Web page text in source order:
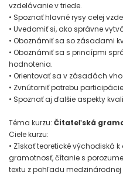
vzdelávanie v triede.
• Spoznať hlavné rysy celej
• Uvedomiť si, ako správne
• Oboznámiť sa so zásadami
• Oboznámiť sa s princípmi
hodnotenia.
• Orientovať sa v zásadách
• Zvnútorniť potrebu
• Spoznať aj ďalšie aspekty
Téma kurzu: Čitateľská
Ciele kurzu:
• Získať teoretické východiská
gramotnosť, čítanie s
textu z pohľadu medzinárodnej